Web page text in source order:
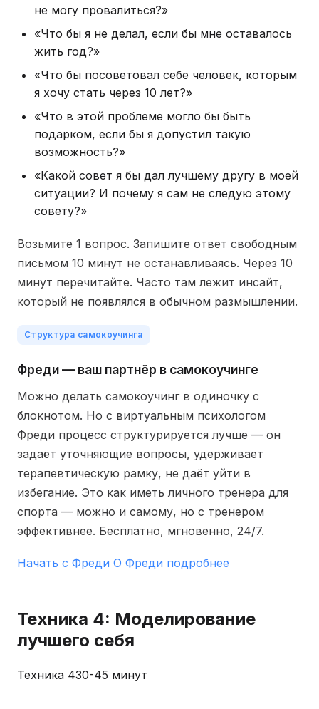
не могу провалиться?»
«Что бы я не делал, если бы мне оставалось
жить год?»
«Что бы посоветовал себе человек, которым
я хочу стать через 10 лет?»
«Что в этой проблеме могло бы быть
подарком, если бы я допустил такую
возможность?»
«Какой совет я бы дал лучшему другу в моей
ситуации? И почему я сам не следую этому
совету?»
Возьмите 1 вопрос. Запишите ответ свободным
письмом 10 минут не останавливаясь. Через 10
минут перечитайте. Часто там лежит инсайт,
который не появлялся в обычном размышлении.
Структура самокоучинга
Фреди — ваш партнёр в самокоучинге
Можно делать самокоучинг в одиночку с
блокнотом. Но с виртуальным психологом
Фреди процесс структурируется лучше — он
задаёт уточняющие вопросы, удерживает
терапевтическую рамку, не даёт уйти в
избегание. Это как иметь личного тренера для
спорта — можно и самому, но с тренером
эффективнее. Бесплатно, мгновенно, 24/7.
Начать с Фреди О Фреди подробнее
Техника 4: Моделирование
лучшего себя
Техника 430-45 минут